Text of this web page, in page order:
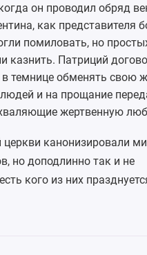
он проводил обряд
как представителя
помиловать, но
казнить. Патриций
темнице обменять свою
людей и на прощание
жертвенную
церкви канонизировали
но доподлинно так и не
кого из них